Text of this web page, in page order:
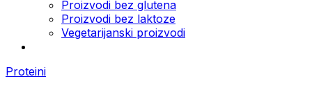
Proizvodi bez glutena
Proizvodi bez laktoze
Vegetarijanski proizvodi
Proteini